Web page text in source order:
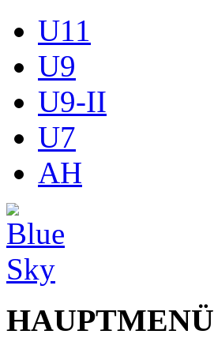
U11
U9
U9-II
U7
AH
HAUPTMENÜ